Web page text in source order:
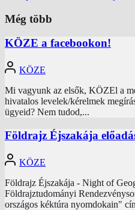
Még több
KÖZE a facebookon!
KÖZE
Mi vagyunk az elsők, KÖZEl a
hivatalos levelek/kérelmek
ügyeid? Nem tudod,...
Földrajz Éjszakája
KÖZE
Földrajz Éjszakája - Night of
Földrajztudományi
országos kéktúra nyomdokain"